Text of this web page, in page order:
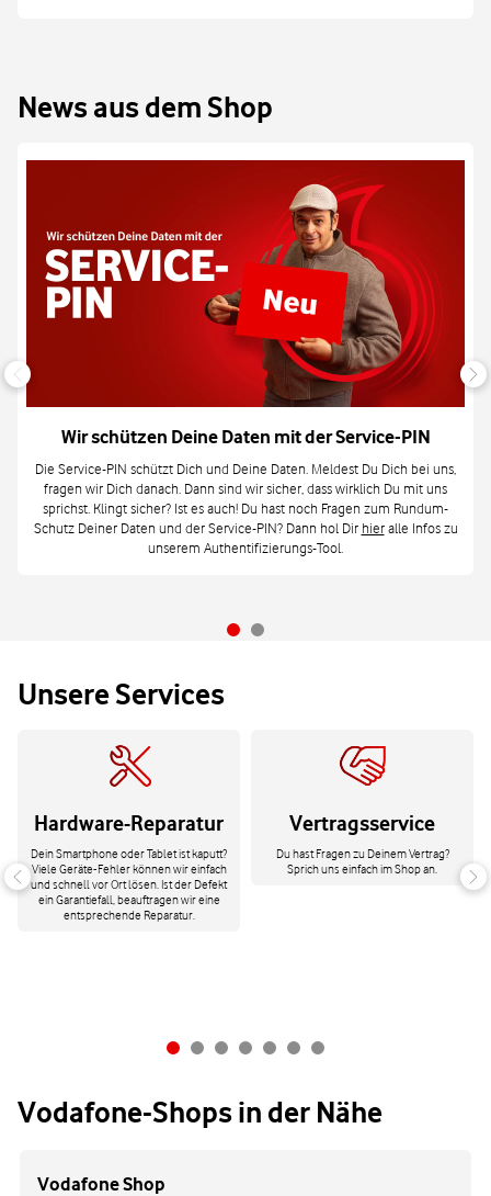
News aus dem Shop
Wir schützen Deine Daten mit der Service-PIN
Die Service-PIN schützt Dich und Deine Daten. Meldest Du Dich bei uns,
fragen wir Dich danach. Dann sind wir sicher, dass wirklich Du mit uns
sprichst. Klingt sicher? Ist es auch! Du hast noch Fragen zum Rundum-
Schutz Deiner Daten und der Service-PIN? Dann hol Dir hieralle Infos zu
unserem Authentifizierungs-Tool.
Unsere Services
Hardware-Reparatur
Dein Smartphone oder Tablet ist kaputt?
Viele Geräte-Fehler können wir einfach
und schnell vor Ort lösen. Ist der Defekt
ein Garantiefall, beauftragen wir eine
entsprechende Reparatur.
Vertragsservice
Du hast Fragen zu Deinem Vertrag?
Sprich uns einfach im Shop an.
Vodafone-Shops in der Nähe
Vodafone Shop